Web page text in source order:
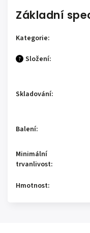
Základní
Kategorie:
? Složení:
Skladování:
Balení:
Minimální
trvanlivost:
Hmotnost: